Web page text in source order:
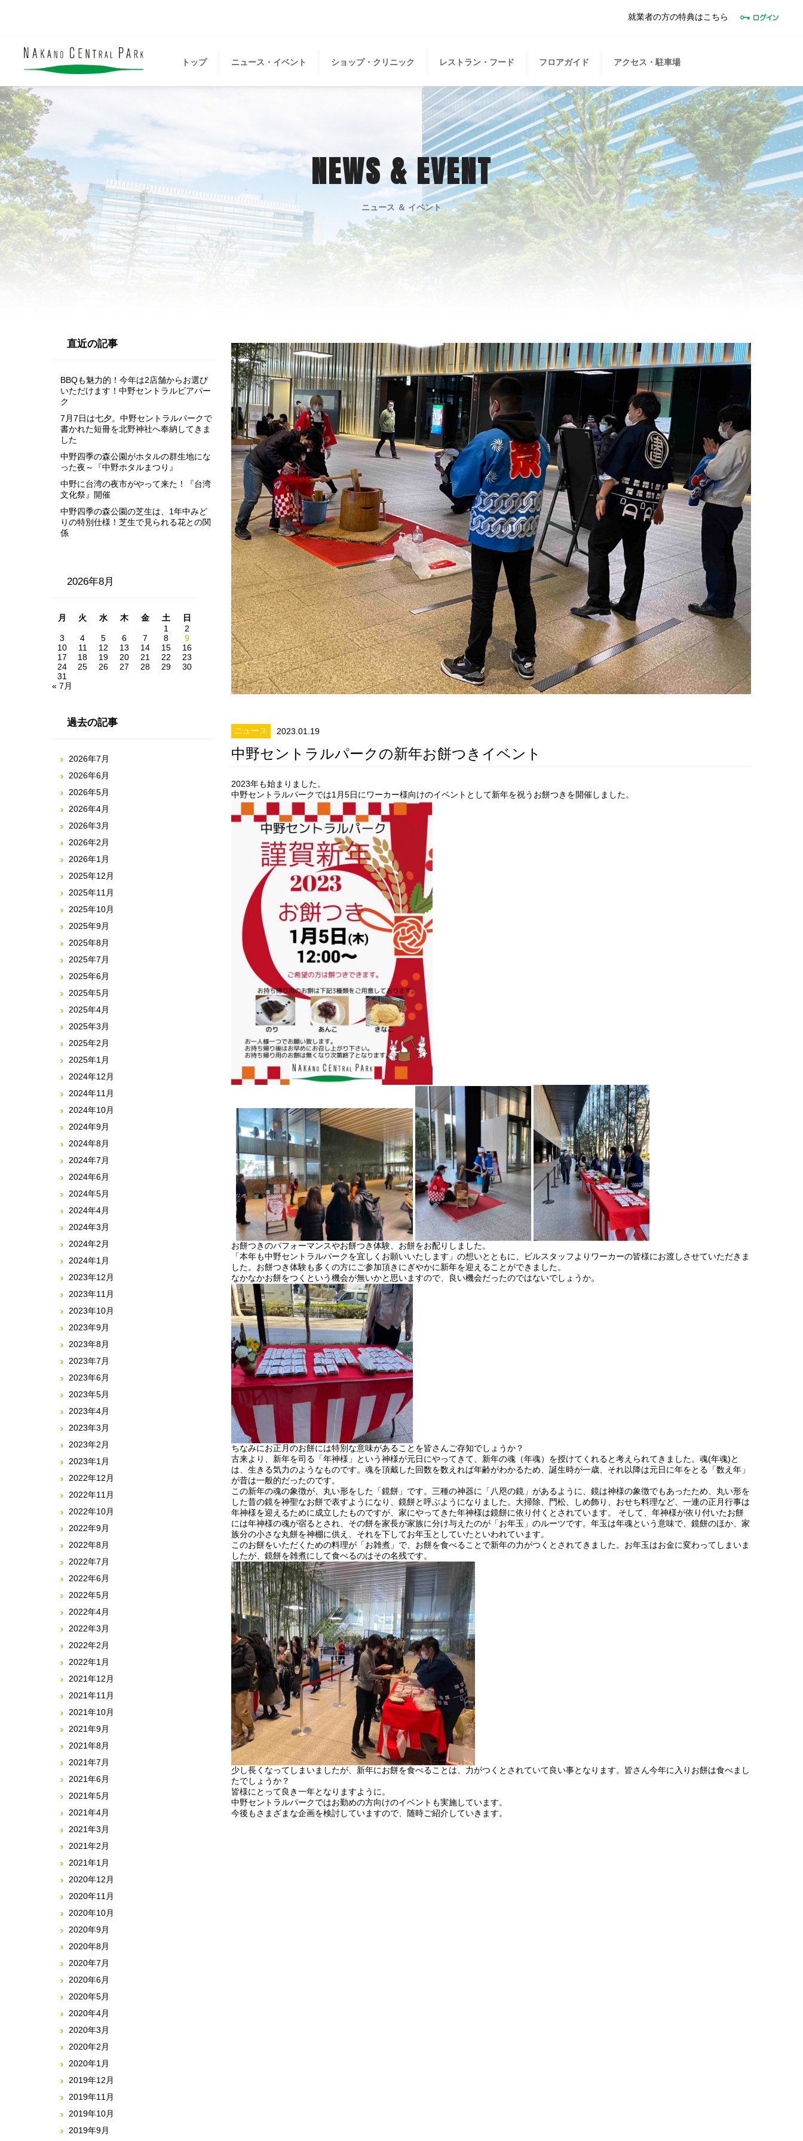
就業者の方の特典はこちら
トップ ニュース・イベント ショップ・クリニック レストラン・フード フロアガイド アクセス・駐車場
NEWS & EVENT
ニュース ＆ イベント
ニュース 2023.01.19
中野セントラルパークの新年お餅つきイベント
2023年も始まりました。
中野セントラルパークでは1月5日にワーカー様向けのイベントとして新年を祝うお餅つきを開催しました。
お餅つきのパフォーマンスやお餅つき体験、お餅をお配りしました。
「本年も中野セントラルパークを宜しくお願いいたします」の想いとともに、ビルスタッフよりワーカーの皆様にお渡しさせていただきま
した。お餅つき体験も多くの方にご参加頂きにぎやかに新年を迎えることができました。
なかなかお餅をつくという機会が無いかと思いますので、良い機会だったのではないでしょうか。
ちなみにお正月のお餅には特別な意味があることを皆さんご存知でしょうか？
古来より、新年を司る「年神様」という神様が元日にやってきて、新年の魂（年魂）を授けてくれると考えられてきました。魂(年魂)と
は、生きる気力のようなものです。魂を頂戴した回数を数えれば年齢がわかるため、誕生時が一歳、それ以降は元日に年をとる「数え年」
が昔は一般的だったのです。
この新年の魂の象徴が、丸い形をした「鏡餅」です。三種の神器に「八咫の鏡」があるように、鏡は神様の象徴でもあったため、丸い形を
した昔の鏡を神聖なお餅で表すようになり、鏡餅と呼ぶようになりました。大掃除、門松、しめ飾り、おせち料理など、一連の正月行事は
年神様を迎えるために成立したものですが、家にやってきた年神様は鏡餅に依り付くとされています。 そして、年神様が依り付いたお餅
には年神様の魂が宿るとされ、その餅を家長が家族に分け与えたのが「お年玉」のルーツです。年玉は年魂という意味で、鏡餅のほか、家
族分の小さな丸餅を神棚に供え、それを下してお年玉としていたといわれています。
このお餅をいただくための料理が「お雑煮」で、お餅を食べることで新年の力がつくとされてきました。お年玉はお金に変わってしまいま
したが、鏡餅を雑煮にして食べるのはその名残です。
少し長くなってしまいましたが、新年にお餅を食べることは、力がつくとされていて良い事となります。皆さん今年に入りお餅は食べまし
たでしょうか？
皆様にとって良き一年となりますように。
中野セントラルパークではお勤めの方向けのイベントも実施しています。
今後もさまざまな企画を検討していますので、随時ご紹介していきます。
直近の記事
BBQも魅力的！今年は2店舗からお選び
いただけます！中野セントラルビアパー
ク
7月7日は七夕。中野セントラルパークで
書かれた短冊を北野神社へ奉納してきま
した
中野四季の森公園がホタルの群生地にな
った夜～『中野ホタルまつり』
中野に台湾の夜市がやって来た！『台湾
文化祭』開催
中野四季の森公園の芝生は、1年中みど
りの特別仕様！芝生で見られる花との関
係
2026年8月
月 火 水 木 金 土
日
1
2
3
4 5 6 7 8
9
10
11 12 13 14 15
16
17
18 19 20 21 22
23
24
25 26 27 28 29
30
31
« 7月
過去の記事
2026年7月
2026年6月
2026年5月
2026年4月
2026年3月
2026年2月
2026年1月
2025年12月
2025年11月
2025年10月
2025年9月
2025年8月
2025年7月
2025年6月
2025年5月
2025年4月
2025年3月
2025年2月
2025年1月
2024年12月
2024年11月
2024年10月
2024年9月
2024年8月
2024年7月
2024年6月
2024年5月
2024年4月
2024年3月
2024年2月
2024年1月
2023年12月
2023年11月
2023年10月
2023年9月
2023年8月
2023年7月
2023年6月
2023年5月
2023年4月
2023年3月
2023年2月
2023年1月
2022年12月
2022年11月
2022年10月
2022年9月
2022年8月
2022年7月
2022年6月
2022年5月
2022年4月
2022年3月
2022年2月
2022年1月
2021年12月
2021年11月
2021年10月
2021年9月
2021年8月
2021年7月
2021年6月
2021年5月
2021年4月
2021年3月
2021年2月
2021年1月
2020年12月
2020年11月
2020年10月
2020年9月
2020年8月
2020年7月
2020年6月
2020年5月
2020年4月
2020年3月
2020年2月
2020年1月
2019年12月
2019年11月
2019年10月
2019年9月